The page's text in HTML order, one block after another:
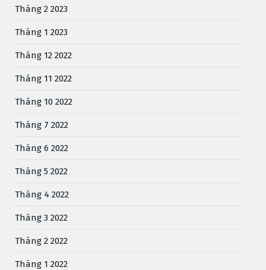
Tháng 2 2023
Tháng 1 2023
Tháng 12 2022
Tháng 11 2022
Tháng 10 2022
Tháng 7 2022
Tháng 6 2022
Tháng 5 2022
Tháng 4 2022
Tháng 3 2022
Tháng 2 2022
Tháng 1 2022